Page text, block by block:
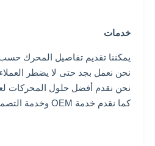
خدمات
يمكننا تقديم تفاصيل المحرك
نحن نعمل بجد حتى لا يضطر
نحن نقدم أفضل حلول المحركات
كما نقدم خدمة OEM وخدمة التصميم وخدمة تسمية المشتري المقدمة.